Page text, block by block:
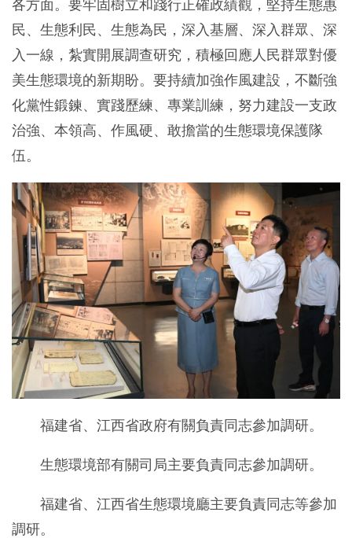
各方面。要牢固樹立和踐行正確政績觀，堅持生態惠
民、生態利民、生態為民，深入基層、深入群眾、深
入一線，紮實開展調查研究，積極回應人民群眾對優
美生態環境的新期盼。要持續加強作風建設，不斷強
化黨性鍛鍊、實踐歷練、專業訓練，努力建設一支政
治強、本領高、作風硬、敢擔當的生態環境保護隊
伍。
福建省、江西省政府有關負責同志參加調研。
生態環境部有關司局主要負責同志參加調研。
福建省、江西省生態環境廳主要負責同志等參加
調研。